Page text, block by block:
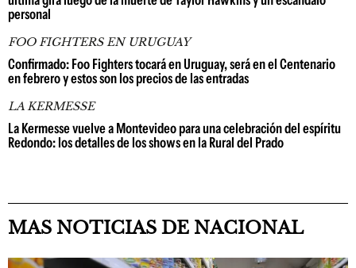
personal
FOO FIGHTERS EN URUGUAY
Confirmado: Foo Fighters tocará en Uruguay, será en el Centenario
en febrero y estos son los precios de las entradas
LA KERMESSE
La Kermesse vuelve a Montevideo para una celebración del espíritu
Redondo: los detalles de los shows en la Rural del Prado
MAS NOTICIAS DE NACIONAL